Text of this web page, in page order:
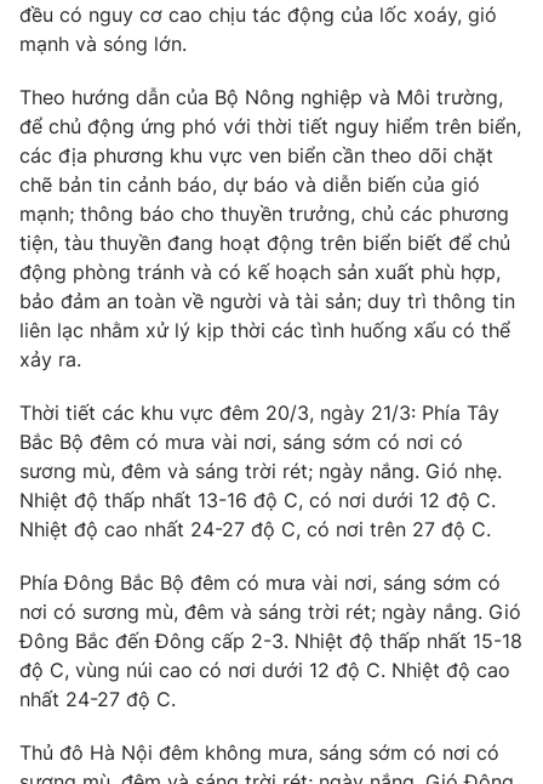
Cơ quan báo chí: Thời báo VTV
cấp ngày 29/12/2023
Tổng Biên tập: Vũ Thanh Thủy
Phó Tổng Biên tập:Nguyễn Thị Mỹ Hạnh, Phạm Quốc Thắng,
Nguyễn Trọng Ninh
Tổng đài VTV: 024.38 355 931 - 024.38 355 932
Ðiện thoại Thời báo VTV: 024.66 897 897
Email: toasoan@vtv.vn
Liên hệ quảng cáo: 024-7300.7108
® Cấm sao chép dưới mọi hình thức nếu không có sự chấp
thuận bằng văn bản. Ghi rõ nguồn VTV.vn khi phát hành lại
thông tin từ website này.
đều có nguy cơ cao chịu tác động của lốc xoáy, gió
mạnh và sóng lớn.
Theo hướng dẫn của Bộ Nông nghiệp và Môi trường,
để chủ động ứng phó với thời tiết nguy hiểm trên biển,
các địa phương khu vực ven biển cần theo dõi chặt
chẽ bản tin cảnh báo, dự báo và diễn biến của gió
mạnh; thông báo cho thuyền trưởng, chủ các phương
tiện, tàu thuyền đang hoạt động trên biển biết để chủ
động phòng tránh và có kế hoạch sản xuất phù hợp,
bảo đảm an toàn về người và tài sản; duy trì thông tin
liên lạc nhằm xử lý kịp thời các tình huống xấu có thể
xảy ra.
Thời tiết các khu vực đêm 20/3, ngày 21/3: Phía Tây
Bắc Bộ đêm có mưa vài nơi, sáng sớm có nơi có
sương mù, đêm và sáng trời rét; ngày nắng. Gió nhẹ.
Nhiệt độ thấp nhất 13-16 độ C, có nơi dưới 12 độ C.
Nhiệt độ cao nhất 24-27 độ C, có nơi trên 27 độ C.
Phía Đông Bắc Bộ đêm có mưa vài nơi, sáng sớm có
nơi có sương mù, đêm và sáng trời rét; ngày nắng. Gió
Đông Bắc đến Đông cấp 2-3. Nhiệt độ thấp nhất 15-18
độ C, vùng núi cao có nơi dưới 12 độ C. Nhiệt độ cao
nhất 24-27 độ C.
Thủ đô Hà Nội đêm không mưa, sáng sớm có nơi có